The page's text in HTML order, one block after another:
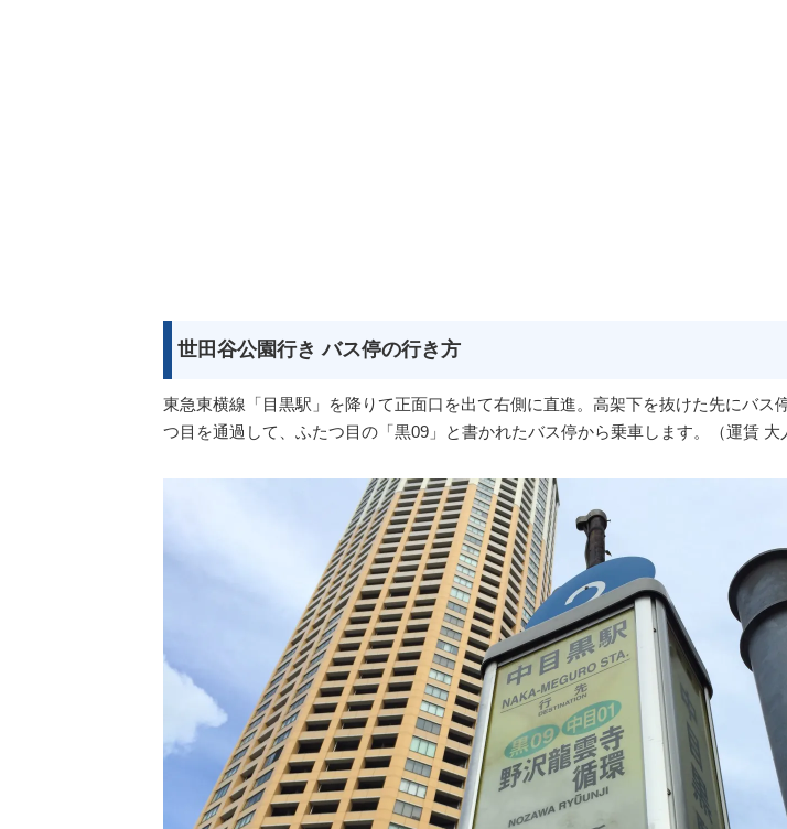
世田谷公園行き バス停の行き方
東急東横線「目黒駅」を降りて正面口を出て右側に直進。高架下を抜けた先にバス
つ目を通過して、ふたつ目の「黒09」と書かれたバス停から乗車します。（運賃 大